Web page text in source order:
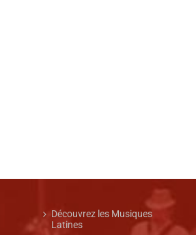
Découvrez les Musiques
Latines